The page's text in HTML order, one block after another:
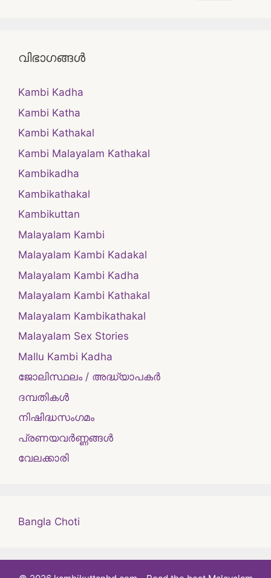
വിഭാഗങ്ങൾ
Kambi Kadha
Kambi Katha
Kambi Kathakal
Kambi Malayalam Kathakal
Kambikadha
Kambikathakal
Kambikuttan
Malayalam Kambi
Malayalam Kambi Kadakal
Malayalam Kambi Kadha
Malayalam Kambi Kathakal
Malayalam Kambikathakal
Malayalam Sex Stories
Mallu Kambi Kadha
ജോലിസ്ഥലം / അദ്ധ്യാപകർ
ദമ്പതികള്‍
നിഷിദ്ധസംഗമം
പ്രണയവർണ്ണങ്ങൾ
വേലക്കാരി
Bangla Choti